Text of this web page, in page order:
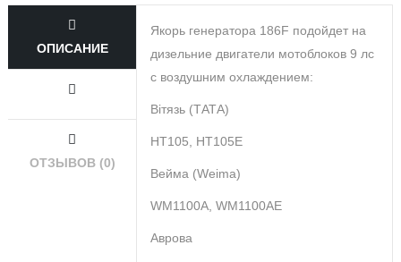
ОПИСАНИЕ
ОТЗЫВОВ (0)
Якорь генератора 186F подойдет на
дизельние двигатели мотоблоков 9 лс
с воздушним охлаждением:
Вітязь (ТАТА)
HT105, HT105E
Вейма (Weima)
WM1100А, WM1100АE
Аврова